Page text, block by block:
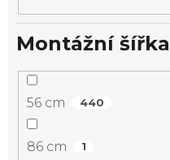
Montážní šířka
56 cm 440
86 cm 1